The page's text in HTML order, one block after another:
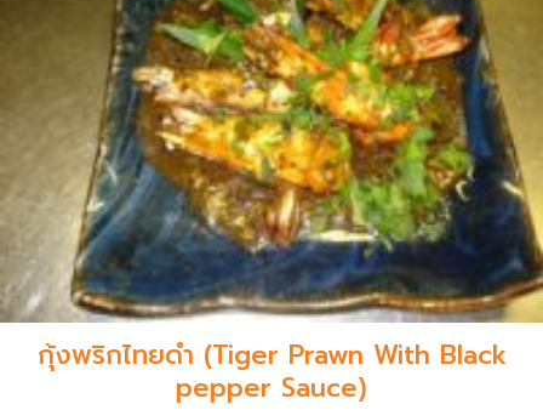
กุ้งพริกไทยดำ (Tiger Prawn With Black
pepper Sauce)